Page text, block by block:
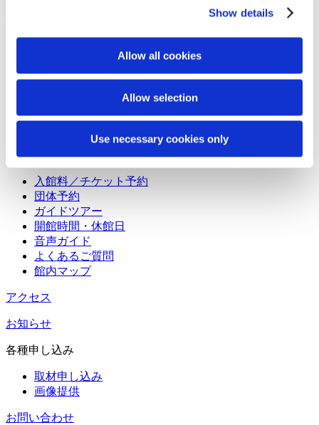
Show details
Allow all cookies
Allow selection
Use necessary cookies only
ミュージアムガイド
展示テーマ
レジェンドストーリーズ
展示アーカイブ
利用案内
入館料／チケット予約
団体予約
ガイドツアー
開館時間・休館日
音声ガイド
よくあるご質問
館内マップ
アクセス
お知らせ
各種申し込み
取材申し込み
画像提供
お問い合わせ